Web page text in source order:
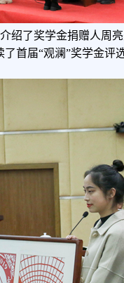
绍了奖学金捐赠人周
首届“观澜”奖学金评